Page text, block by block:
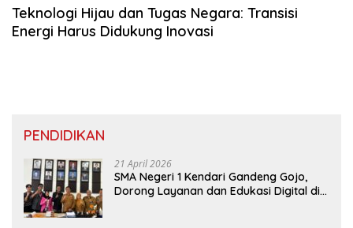
Teknologi Hijau dan Tugas Negara: Transisi
Energi Harus Didukung Inovasi
PENDIDIKAN
21 April 2026
SMA Negeri 1 Kendari Gandeng Gojo,
Dorong Layanan dan Edukasi Digital di